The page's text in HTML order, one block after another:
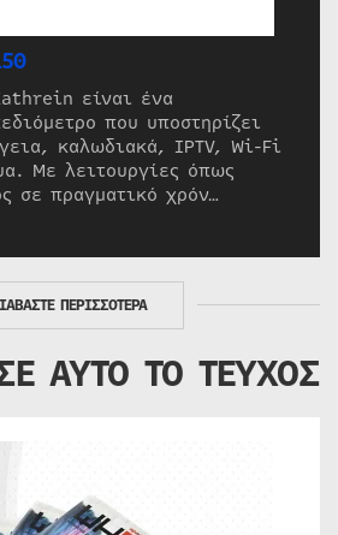
είναι ένα
που υποστηρίζει
καλωδιακά, IPTV, Wi-Fi
Με λειτουργίες όπως
σε πραγματικό χρόν…
ΠΕΡΙΣΣΟΤΕΡΑ
ΑΥΤΟ ΤΟ ΤΕΥΧΟΣ